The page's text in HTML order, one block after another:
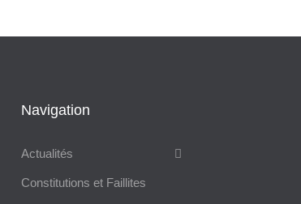
Navigation
Actualités
Constitutions et Faillites